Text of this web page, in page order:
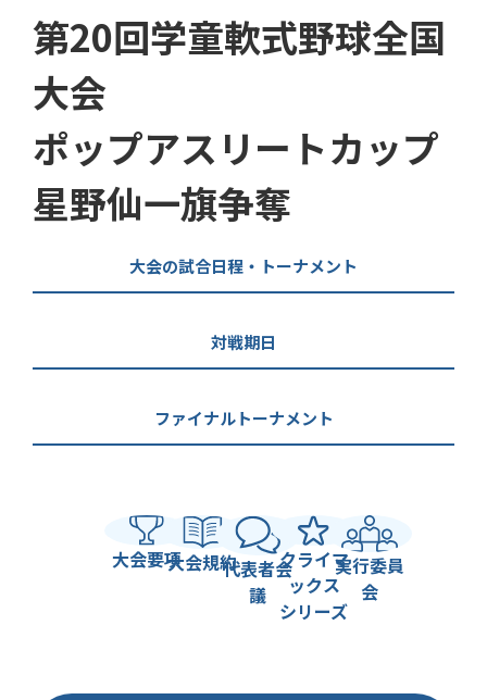
第20回学童軟式野球全国
大会
ポップアスリートカップ
星野仙一旗争奪
大会の試合日程・トーナメント
対戦期日
ファイナルトーナメント
大会要項大会規約代表者会
議
クライマ
ックス
シリーズ
実行委員
会